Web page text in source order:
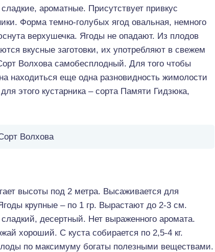
ароматные. Присутствует привкус
Форма темно-голубых ягод овальная, немного
верхушечка. Ягоды не опадают. Из плодов
вкусные заготовки, их употребляют в свежем
Волхова самобесплодный. Для того чтобы
находиться еще одна разновидность жимолости
этого кустарника – сорта Памяти Гидзюка,
Волхова
высоты под 2 метра. Высаживается для
крупные – по 1 гр. Вырастают до 2-3 см.
десертный. Нет выраженного аромата.
хороший. С куста собирается по 2,5-4 кг.
по максимуму богаты полезными веществами.